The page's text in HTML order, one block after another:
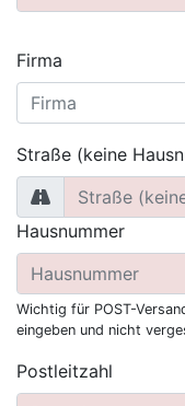
Firma
Straße (keine
Hausnummer
Wichtig für POST-
eingeben und nicht
Postleitzahl